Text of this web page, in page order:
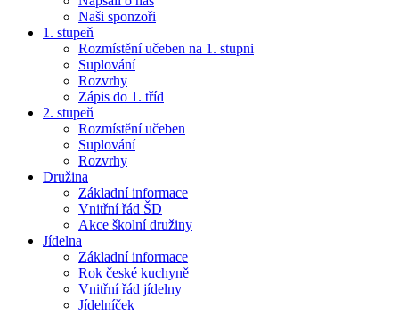
Naši sponzoři
1. stupeň
Rozmístění učeben na 1. stupni
Suplování
Rozvrhy
Zápis do 1. tříd
2. stupeň
Rozmístění učeben
Suplování
Rozvrhy
Družina
Základní informace
Vnitřní řád ŠD
Akce školní družiny
Jídelna
Základní informace
Rok české kuchyně
Vnitřní řád jídelny
Jídelníček